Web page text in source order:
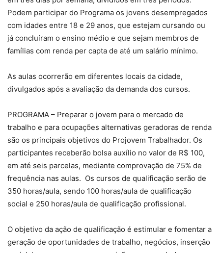
Podem participar do Programa os jovens desempregados
com idades entre 18 e 29 anos, que estejam cursando ou
já concluíram o ensino médio e que sejam membros de
famílias com renda per capta de até um salário mínimo.
As aulas ocorrerão em diferentes locais da cidade,
divulgados após a avaliação da demanda dos cursos.
PROGRAMA – Preparar o jovem para o mercado de
trabalho e para ocupações alternativas geradoras de renda
são os principais objetivos do Projovem Trabalhador. Os
participantes receberão bolsa auxílio no valor de R$ 100,
em até seis parcelas, mediante comprovação de 75% de
frequência nas aulas. Os cursos de qualificação serão de
350 horas/aula, sendo 100 horas/aula de qualificação
social e 250 horas/aula de qualificação profissional.
O objetivo da ação de qualificação é estimular e fomentar a
geração de oportunidades de trabalho, negócios, inserção